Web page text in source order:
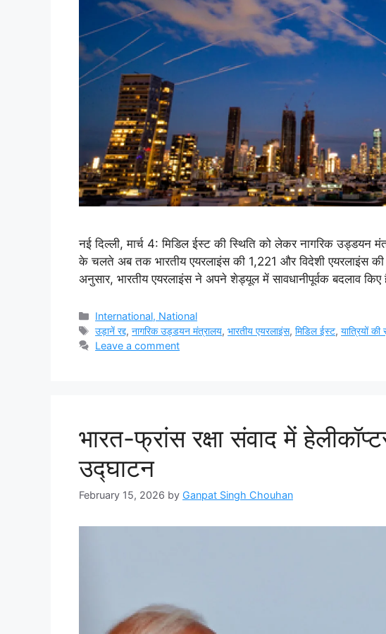
नई दिल्ली, मार्च 4: मिडिल ईस्ट की स्थिति को लेकर नागरिक उड्डयन
के चलते अब तक भारतीय एयरलाइंस की 1,221 और विदेशी एयरलाइंस
अनुसार, भारतीय एयरलाइंस ने अपने शेड्यूल में सावधानीपूर्वक बदलाव
Categories
International, National
Tags
उड़ानें रद्द,नागरिक उड्डयन मंत्रालय,भारतीय एयरलाइंस,मिडिल ईस्ट,यात्रियों की
Leave a comment
भारत-फ्रांस रक्षा संवाद में
उद्घाटन
February 15, 2026 by Ganpat Singh Chouhan